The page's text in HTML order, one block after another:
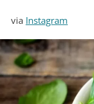
via Instagram